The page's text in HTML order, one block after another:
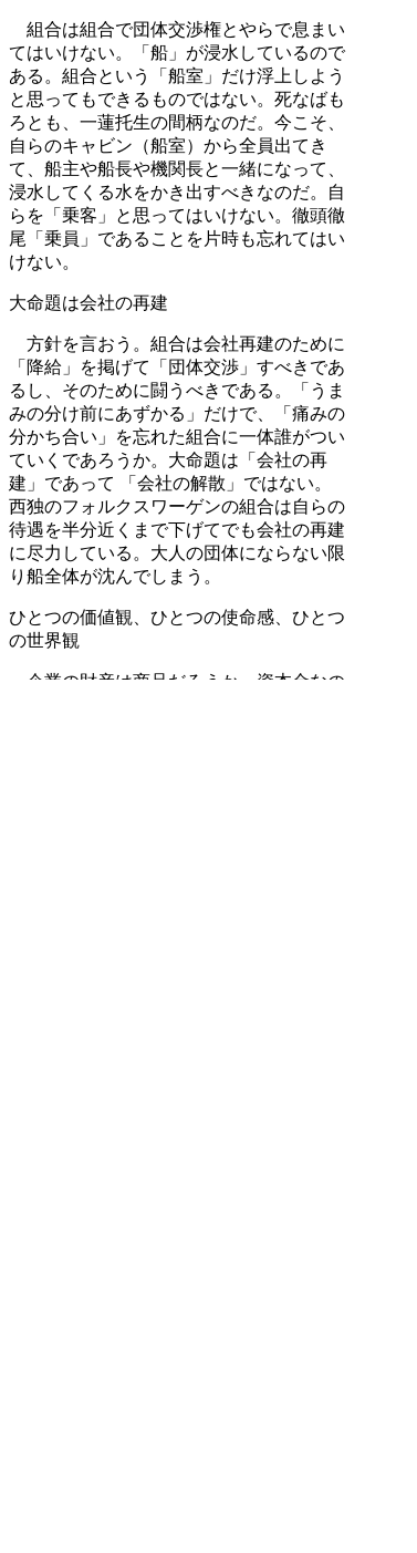
組合は組合で団体交渉権とやらで息まい
てはいけない。「船」が浸水しているので
ある。組合という「船室」だけ浮上しよう
と思ってもできるものではない。死なばも
ろとも、一蓮托生の間柄なのだ。今こそ、
自らのキャビン（船室）から全員出てき
て、船主や船長や機関長と一緒になって、
浸水してくる水をかき出すべきなのだ。自
らを「乗客」と思ってはいけない。徹頭徹
尾「乗員」であることを片時も忘れてはい
けない。
大命題は会社の再建
方針を言おう。組合は会社再建のために
「降給」を掲げて「団体交渉」すべきであ
るし、そのために闘うべきである。「うま
みの分け前にあずかる」だけで、「痛みの
分かち合い」を忘れた組合に一体誰がつい
ていくであろうか。大命題は「会社の再
建」であって 「会社の解散」ではない。
西独のフォルクスワーゲンの組合は自らの
待遇を半分近くまで下げてでも会社の再建
に尽力している。大人の団体にならない限
り船全体が沈んでしまう。
ひとつの価値観、ひとつの使命感、ひとつ
の世界観
企業の財産は商品だろうか。資本金なの